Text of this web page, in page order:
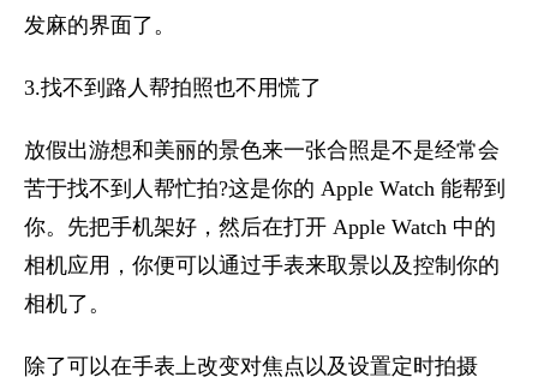
发麻的界面了。
3.找不到路人帮拍照也不用慌了
放假出游想和美丽的景色来一张合照是不是经常会
苦于找不到人帮忙拍?这是你的 Apple Watch 能帮到
你。先把手机架好，然后在打开 Apple Watch 中的
相机应用，你便可以通过手表来取景以及控制你的
相机了。
除了可以在手表上改变对焦点以及设置定时拍摄